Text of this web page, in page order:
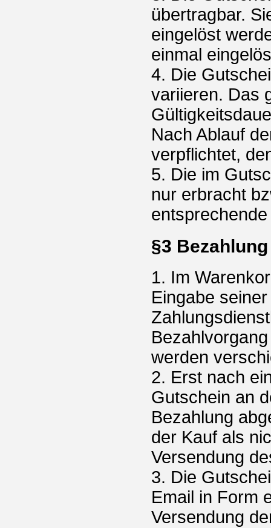
übertragbar.
eingelöst
einmal
4. Die
variieren. Das
Nach Ablauf
verpflichtet,
5. Die im
nur erbracht
§3
1. Im
Eingabe
werden
2. Erst nach
Gutschein an
Bezahlung
der Kauf als
Versendung
3. Die
Email in Form
Versendung